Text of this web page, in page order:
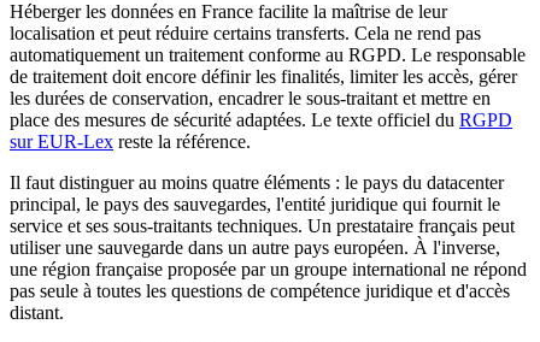
Héberger les données en France facilite la maîtrise de leur
localisation et peut réduire certains transferts. Cela ne rend pas
automatiquement un traitement conforme au RGPD. Le responsable
de traitement doit encore définir les finalités, limiter les accès, gérer
les durées de conservation, encadrer le sous-traitant et mettre en
place des mesures de sécurité adaptées. Le texte officiel du RGPD
sur EUR-Lex reste la référence.
Il faut distinguer au moins quatre éléments : le pays du datacenter
principal, le pays des sauvegardes, l'entité juridique qui fournit le
service et ses sous-traitants techniques. Un prestataire français peut
utiliser une sauvegarde dans un autre pays européen. À l'inverse,
une région française proposée par un groupe international ne répond
pas seule à toutes les questions de compétence juridique et d'accès
distant.